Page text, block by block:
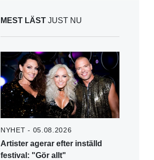
MEST LÄST JUST NU
NYHET - 05.08.2026
Artister agerar efter inställd
festival: "Gör allt"